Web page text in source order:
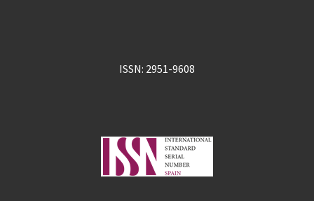
ISSN: 2951-9608